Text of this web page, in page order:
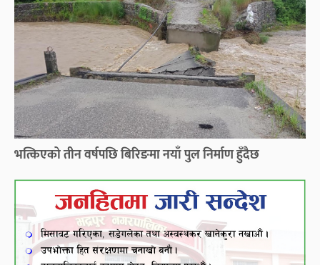
भत्किएको तीन वर्षपछि बिरिङमा नयाँ पुल निर्माण हुँदैछ